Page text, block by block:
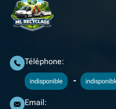
Téléphone:
indisponible -
Email: